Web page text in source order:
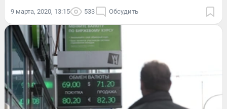
9 марта, 2020, 13:15 533 Обсудить